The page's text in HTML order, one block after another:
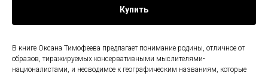
Купить
В книге Оксана Тимофеева предлагает понимание родины, отличное от
образов, тиражируемых консервативными мыслителями-
националистами, и несводимое к географическим названиям, которые